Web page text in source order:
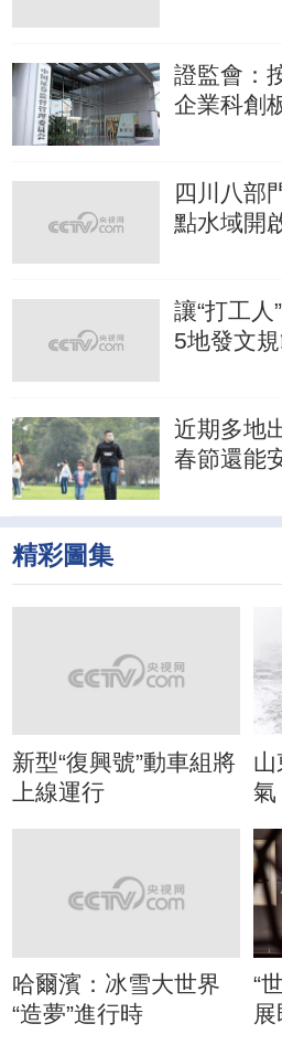
證監會：
企業科創
四川八部
點水域開
讓“打工
5地發文
近期多地
春節還能
精彩圖集
新型“復興號”動車組將
上線運行
山
氣
哈爾濱：冰雪大世界
“造夢”進行時
“